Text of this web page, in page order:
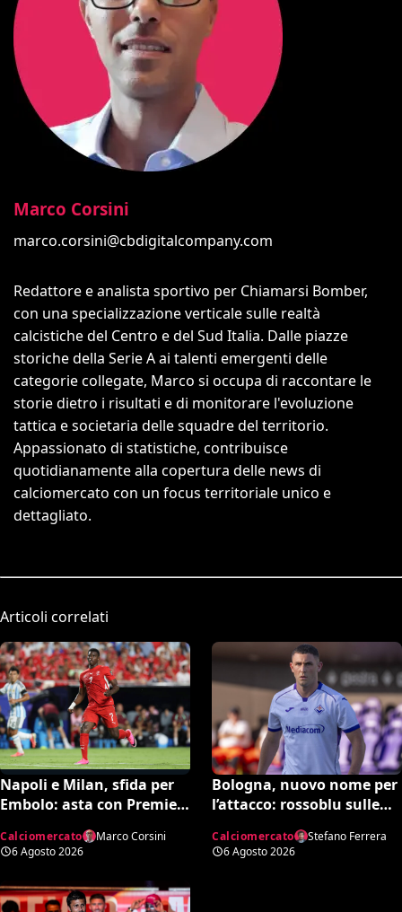
Marco Corsini
marco.corsini@cbdigitalcompany.com
Redattore e analista sportivo per Chiamarsi Bomber,
con una specializzazione verticale sulle realtà
calcistiche del Centro e del Sud Italia. Dalle piazze
storiche della Serie A ai talenti emergenti delle
categorie collegate, Marco si occupa di raccontare le
storie dietro i risultati e di monitorare l'evoluzione
tattica e societaria delle squadre del territorio.
Appassionato di statistiche, contribuisce
quotidianamente alla copertura delle news di
calciomercato con un focus territoriale unico e
dettagliato.
Articoli correlati
Napoli e Milan, sfida per
Embolo: asta con Premier
Calciomercato
Marco Corsini
6 Agosto 2026
Bologna, nuovo nome per
l’attacco: rossoblu sulle
Calciomercato
Stefano Ferrera
6 Agosto 2026